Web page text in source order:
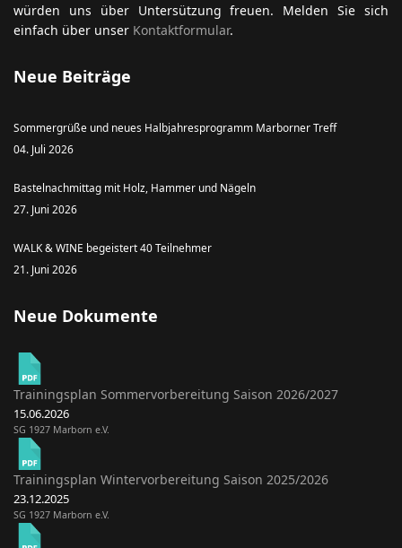
würden uns über Untersützung freuen. Melden Sie sich
einfach über unser Kontaktformular.
Neue Beiträge
Sommergrüße und neues Halbjahresprogramm Marborner Treff
04. Juli 2026
Bastelnachmittag mit Holz, Hammer und Nägeln
27. Juni 2026
WALK & WINE begeistert 40 Teilnehmer
21. Juni 2026
Neue Dokumente
Trainingsplan Sommervorbereitung Saison 2026/2027
15.06.2026
SG 1927 Marborn e.V.
Trainingsplan Wintervorbereitung Saison 2025/2026
23.12.2025
SG 1927 Marborn e.V.